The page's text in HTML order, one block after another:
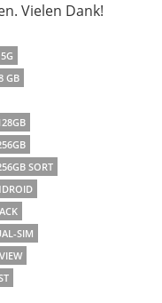
Vielen Dank!
GB
SORT
SIM